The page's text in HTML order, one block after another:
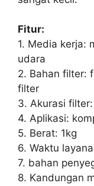
Fitur:
1. Media kerja:
udara
2. Bahan filter:
filter
3. Akurasi filter:
4. Aplikasi:
5. Berat: 1kg
6. Waktu
7. bahan
8. Kandungan